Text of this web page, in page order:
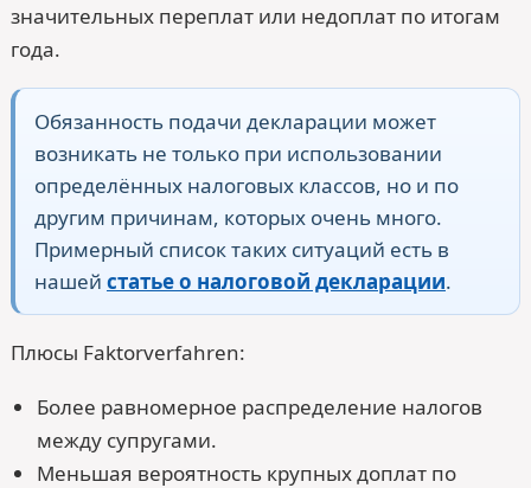
значительных переплат или недоплат по итогам
года.
Обязанность подачи декларации может
возникать не только при использовании
определённых налоговых классов, но и по
другим причинам, которых очень много.
Примерный список таких ситуаций есть в
нашей статье о налоговой декларации.
Плюсы Faktorverfahren:
Более равномерное распределение налогов
между супругами.
Меньшая вероятность крупных доплат по